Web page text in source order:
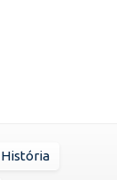
História